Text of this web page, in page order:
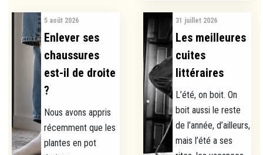
5 août 2026
Enlever ses
chaussures
est-il de droite
?
Nous avons appris
récemment que les
plantes en pot
31 juillet 2026
Les meilleures
cuites
littéraires
L’été, on boit. On
boit aussi le reste
de l’année, d’ailleurs,
mais l’été a ses